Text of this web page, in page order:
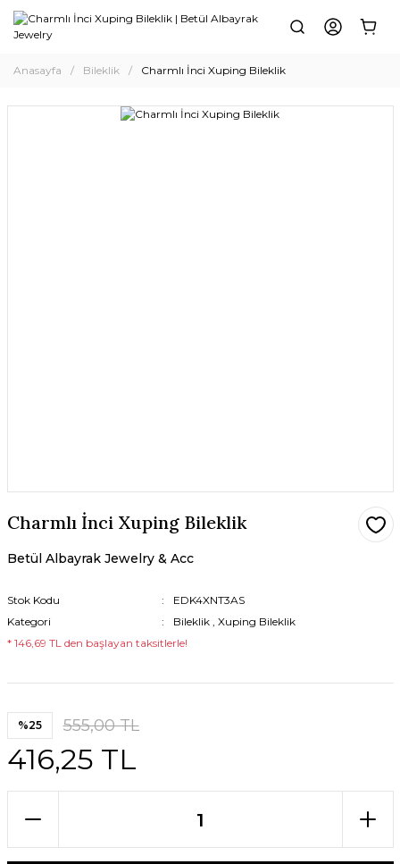
Anasayfa Bileklik Charmlı İnci Xuping Bileklik
Charmlı İnci Xuping Bileklik
Betül Albayrak Jewelry & Acc
Stok Kodu
EDK4XNT3AS
Kategori
Bileklik , Xuping Bileklik
* 146,69 TL den başlayan taksitlerle!
%25 555,00 TL
416,25 TL